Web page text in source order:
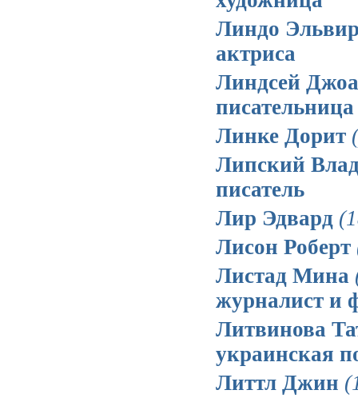
Линдо
актриса
Линдсей
писательница
Линке Дорит
Липский
писатель
Лир Эдвард
Лисон Роберт
Листад Мина
журналист и
Литвинова
украинская
Литтл Джин